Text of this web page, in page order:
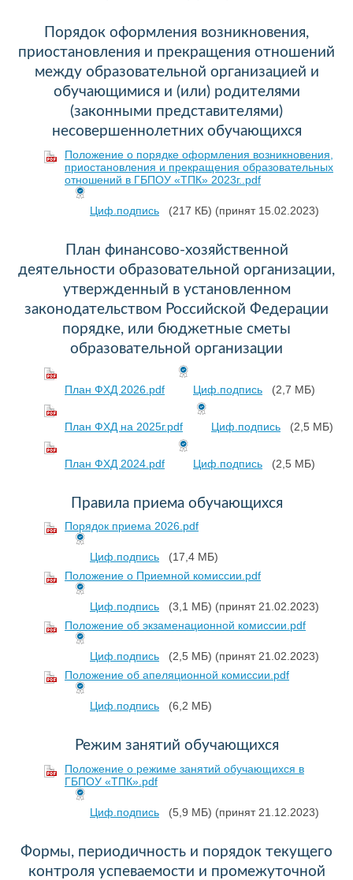
Порядок оформления возникновения,
приостановления и прекращения отношений
между образовательной организацией и
обучающимися и (или) родителями
(законными представителями)
несовершеннолетних обучающихся
Положение о порядке оформления возникновения,
приостановления и прекращения образовательных
отношений в ГБПОУ «ТПК» 2023г..pdf
Циф.подпись (217 КБ) (принят 15.02.2023)
План финансово-хозяйственной
деятельности образовательной организации,
утвержденный в установленном
законодательством Российской Федерации
порядке, или бюджетные сметы
образовательной организации
План ФХД 2026.pdf Циф.подпись (2,7 МБ)
План ФХД на 2025г.pdf Циф.подпись (2,5 МБ)
План ФХД 2024.pdf Циф.подпись (2,5 МБ)
Правила приема обучающихся
Порядок приема 2026.pdf
Циф.подпись
(17,4 МБ)
Положение о Приемной комиссии.pdf
Циф.подпись (3,1 МБ) (принят 21.02.2023)
Положение об экзаменационной комиссии.pdf
Циф.подпись (2,5 МБ) (принят 21.02.2023)
Положение об апеляционной комиссии.pdf
Циф.подпись (6,2 МБ)
Режим занятий обучающихся
Положение о режиме занятий обучающихся в
ГБПОУ «ТПК».pdf
Циф.подпись (5,9 МБ) (принят 21.12.2023)
Формы, периодичность и порядок текущего
контроля успеваемости и промежуточной